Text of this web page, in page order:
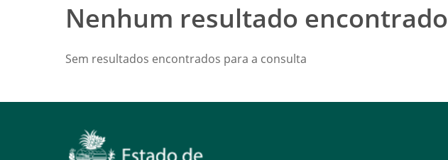
Nenhum resultado encontrado
Sem resultados encontrados para a consulta